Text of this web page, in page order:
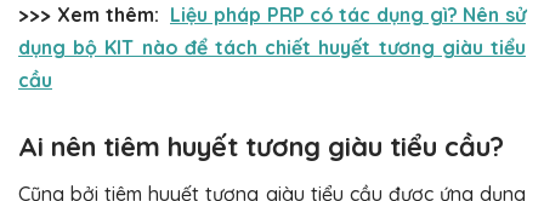
>>> Xem thêm: Liệu pháp PRP có tác dụng gì? Nên sử
dụng bộ KIT nào để tách chiết huyết tương giàu tiểu
cầu
Ai nên tiêm huyết tương giàu tiểu cầu?
Cũng bởi tiêm huyết tương giàu tiểu cầu được ứng dụng